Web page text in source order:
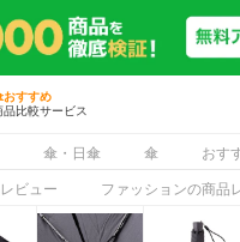
おすすめ
品比較サービス
傘・日傘 傘
おす
ビュー ファッションの商品